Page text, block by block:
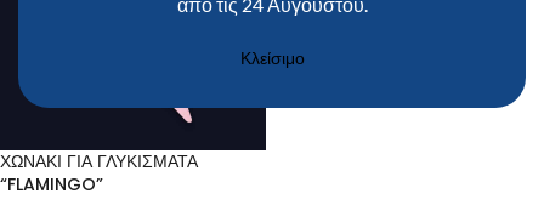
Κλείσιμο
ΧΩΝΑΚΙ ΓΙΑ ΓΛΥΚΙΣΜΑΤΑ
“FLAMINGO”